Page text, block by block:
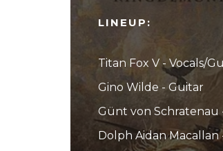
LINEUP:
Titan Fox V - Vocals/
Gino Wilde - Guitar
Günt von Schratenau
Dolph Aidan Macallan